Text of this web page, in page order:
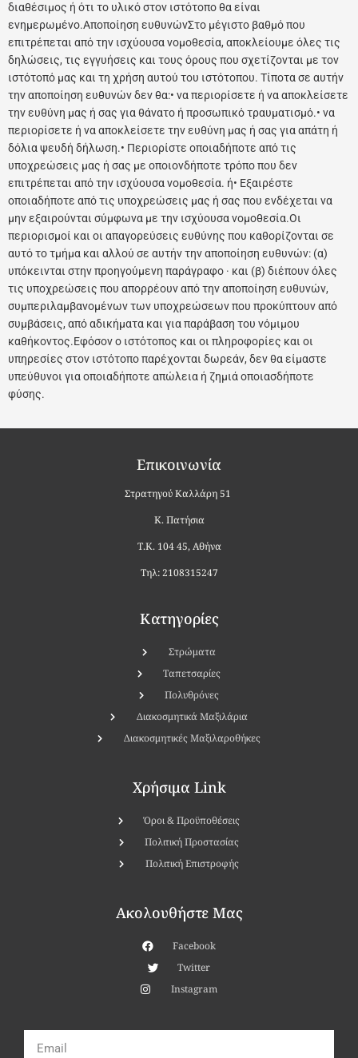
διαθέσιμος ή ότι το υλικό στον ιστότοπο θα είναι
ενημερωμένο.Αποποίηση ευθυνώνΣτο μέγιστο βαθμό που
επιτρέπεται από την ισχύουσα νομοθεσία, αποκλείουμε όλες τις
δηλώσεις, τις εγγυήσεις και τους όρους που σχετίζονται με τον
ιστότοπό μας και τη χρήση αυτού του ιστότοπου. Τίποτα σε αυτήν
την αποποίηση ευθυνών δεν θα:• να περιορίσετε ή να αποκλείσετε
την ευθύνη μας ή σας για θάνατο ή προσωπικό τραυματισμό.• να
περιορίσετε ή να αποκλείσετε την ευθύνη μας ή σας για απάτη ή
δόλια ψευδή δήλωση.• Περιορίστε οποιαδήποτε από τις
υποχρεώσεις μας ή σας με οποιονδήποτε τρόπο που δεν
επιτρέπεται από την ισχύουσα νομοθεσία. ή• Εξαιρέστε
οποιαδήποτε από τις υποχρεώσεις μας ή σας που ενδέχεται να
μην εξαιρούνται σύμφωνα με την ισχύουσα νομοθεσία.Οι
περιορισμοί και οι απαγορεύσεις ευθύνης που καθορίζονται σε
αυτό το τμήμα και αλλού σε αυτήν την αποποίηση ευθυνών: (α)
υπόκεινται στην προηγούμενη παράγραφο · και (β) διέπουν όλες
τις υποχρεώσεις που απορρέουν από την αποποίηση ευθυνών,
συμπεριλαμβανομένων των υποχρεώσεων που προκύπτουν από
συμβάσεις, από αδικήματα και για παράβαση του νόμιμου
καθήκοντος.Εφόσον ο ιστότοπος και οι πληροφορίες και οι
υπηρεσίες στον ιστότοπο παρέχονται δωρεάν, δεν θα είμαστε
υπεύθυνοι για οποιαδήποτε απώλεια ή ζημιά οποιασδήποτε
φύσης.
Επικοινωνία
Στρατηγού Καλλάρη 51
Κ. Πατήσια
Τ.Κ. 104 45, Αθήνα
Τηλ: 2108315247
Κατηγορίες
Στρώματα
Ταπετσαρίες
Πολυθρόνες
Διακοσμητικά Μαξιλάρια
Διακοσμητικές Μαξιλαροθήκες
Χρήσιμα Link
Όροι & Προϋποθέσεις
Πολιτική Προστασίας
Πολιτική Επιστροφής
Ακολουθήστε Μας
Facebook
Twitter
Instagram